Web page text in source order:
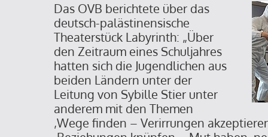
Das OVB berichtete über das
deutsch-palästinensische
Theaterstück Labyrinth: „Über
den Zeitraum eines Schuljahres
hatten sich die Jugendlichen aus
beiden Ländern unter der
Leitung von Sybille Stier unter
anderem mit den Themen
‚Wege finden – Verirrungen